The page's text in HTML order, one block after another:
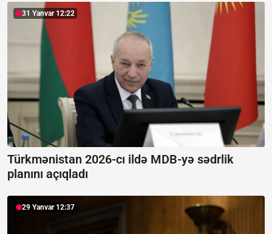
31 Yanvar 12:22
Türkmənistan 2026-cı ildə MDB-yə sədrlik
planını açıqladı
29 Yanvar 12:37